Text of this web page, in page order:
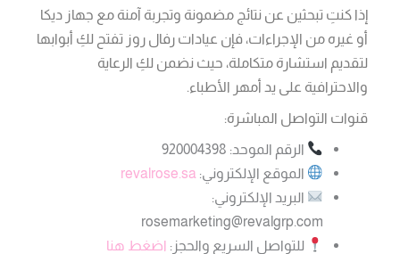
إذا كنتِ تبحثين عن نتائج مضمونة وتجربة آمنة مع جهاز ديكا
أو غيره من الإجراءات، فإن عيادات رفال روز تفتح لكِ أبوابها
لتقديم استشارة متكاملة، حيث نضمن لكِ الرعاية
والاحترافية على يد أمهر الأطباء.
قنوات التواصل المباشرة:
الرقم الموحد: 920004398
الموقع الإلكتروني: revalrose.sa
البريد الإلكتروني:
rosemarketing@revalgrp.com
للتواصل السريع والحجز: اضغط هنا